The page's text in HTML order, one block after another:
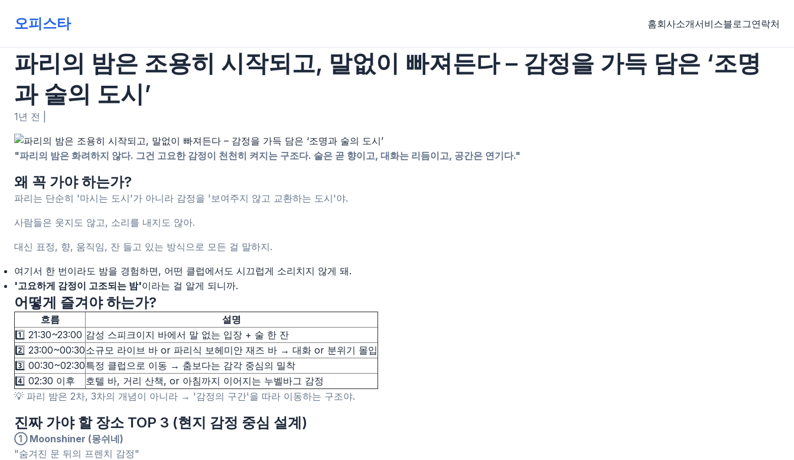
오피스타 홈회사소개서비스블로그연락처
파리의 밤은 조용히 시작되고, 말없이 빠져든다 – 감정을 가득 담은 ‘조명
과 술의 도시’
1년 전
"파리의 밤은 화려하지 않다. 그건 고요한 감정이 천천히 켜지는 구조다. 술은 곧 향이고, 대화는 리듬이고, 공간은 연기다."
왜 꼭 가야 하는가?
파리는 단순히 '마시는 도시'가 아니라 감정을 '보여주지 않고 교환하는 도시'야.
사람들은 웃지도 않고, 소리를 내지도 않아.
대신 표정, 향, 움직임, 잔 들고 있는 방식으로 모든 걸 말하지.
여기서 한 번이라도 밤을 경험하면, 어떤 클럽에서도 시끄럽게 소리치지 않게 돼.
'고요하게 감정이 고조되는 밤'이라는 걸 알게 되니까.
어떻게 즐겨야 하는가?
흐름
설명
1️⃣ 21:30~23:00 감성 스피크이지 바에서 말 없는 입장 + 술 한 잔
2️⃣ 23:00~00:30소규모 라이브 바 or 파리식 보헤미안 재즈 바 → 대화 or 분위기 몰입
3️⃣ 00:30~02:30특정 클럽으로 이동 → 춤보다는 감각 중심의 밀착
4️⃣ 02:30 이후
호텔 바, 거리 산책, or 아침까지 이어지는 누벨바그 감정
💡 파리 밤은 2차, 3차의 개념이 아니라 → '감정의 구간'을 따라 이동하는 구조야.
진짜 가야 할 장소 TOP 3 (현지 감정 중심 설계)
① Moonshiner (몽쉬네)
"숨겨진 문 뒤의 프렌치 감정"